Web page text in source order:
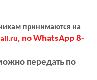
принимаются на
по WhatsApp 8-
передать по